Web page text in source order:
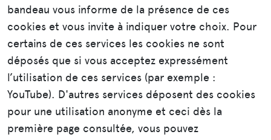
bandeau vous informe de la présence de ces
cookies et vous invite à indiquer votre choix. Pour
certains de ces services les cookies ne sont
déposés que si vous acceptez expressément
l’utilisation de ces services (par exemple :
YouTube). D'autres services déposent des cookies
pour une utilisation anonyme et ceci dès la
première page consultée, vous pouvez